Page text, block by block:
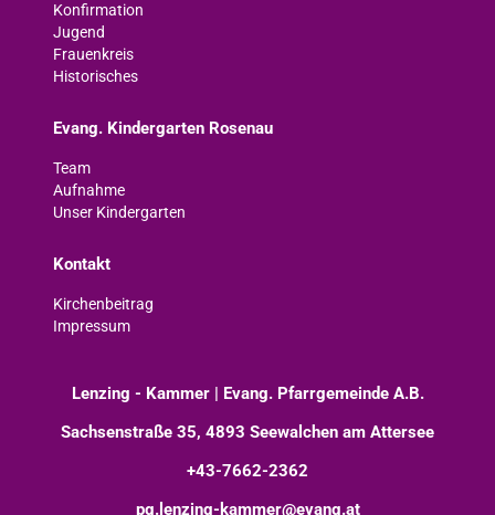
Konfirmation
Jugend
Frauenkreis
Historisches
Evang. Kindergarten Rosenau
Team
Aufnahme
Unser Kindergarten
Kontakt
Kirchenbeitrag
Impressum
Lenzing - Kammer | Evang. Pfarrgemeinde A.B.
Sachsenstraße 35, 4893 Seewalchen am Attersee
+43-7662-2362
pg.lenzing-kammer@evang.at